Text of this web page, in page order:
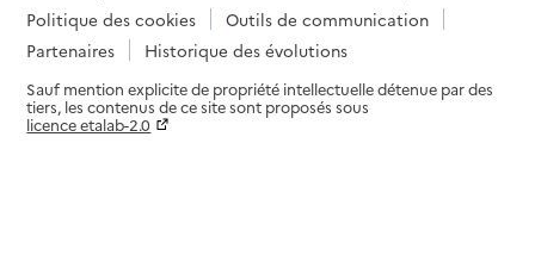
Politique des cookies
Outils de communication
Partenaires
Historique des évolutions
Sauf mention explicite de propriété intellectuelle détenue par des
tiers, les contenus de ce site sont proposés sous
licence etalab-2.0